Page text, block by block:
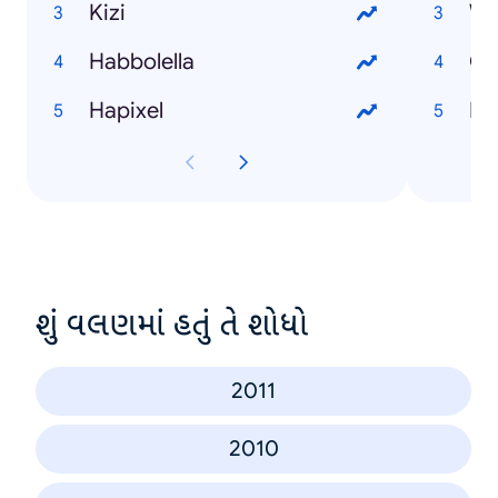
Kizi
Habbolella
Hapixel
શું વલણમાં હતું તે શોધો
2011
2010